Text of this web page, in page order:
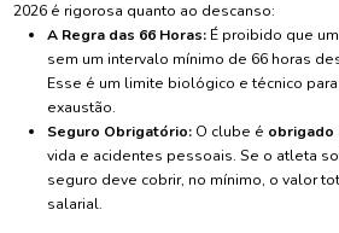
2026 é rigorosa quanto ao descanso:
A Regra das 66 Horas:É proibido que
sem um intervalo mínimo de 66 horas
Esse é um limite biológico e técnico
exaustão.
Seguro Obrigatório:O clube é obrigado
vida e acidentes pessoais. Se o atleta
seguro deve cobrir, no mínimo, o valor
salarial.